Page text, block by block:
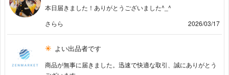
本日届きました！ありがとうございました^_^
さらら
2026/03/17
よい出品者です
商品が無事に届きました。迅速で快適な取引、誠にありがとう